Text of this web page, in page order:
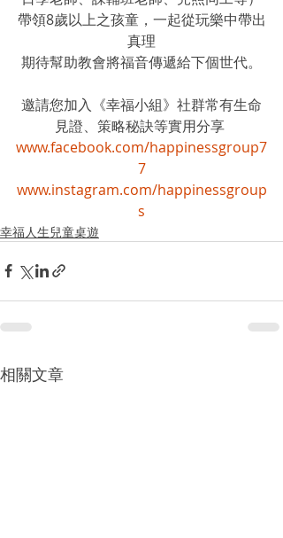
帶領8歲以上之孩童，一起從玩樂中帶出
真理
期待幫助教會將福音傳遞給下個世代。
邀請您加入《幸福小組》社群常有生命
見證、策略秘訣等實用分享
www.facebook.com/happinessgroup7
7
www.instagram.com/happinessgroup
s
幸福人生兒童桌遊
相關文章